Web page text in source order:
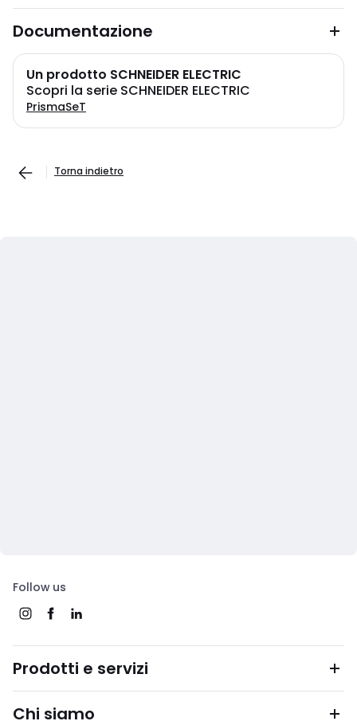
Documentazione
Un prodotto SCHNEIDER ELECTRIC
Scopri la serie SCHNEIDER ELECTRIC
PrismaSeT
Torna indietro
Follow us
Prodotti e servizi
Chi siamo